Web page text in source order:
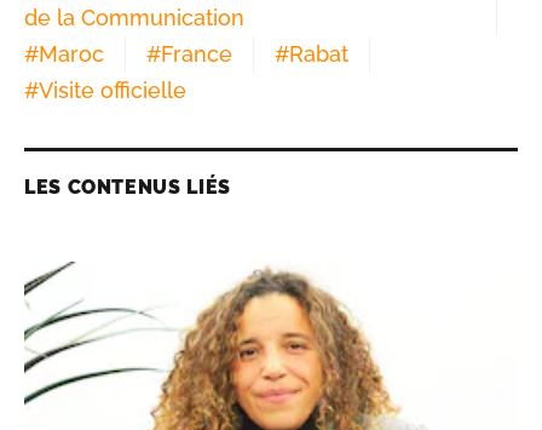
de la Communication
#Maroc #France #Rabat
#Visite officielle
LES CONTENUS LIÉS